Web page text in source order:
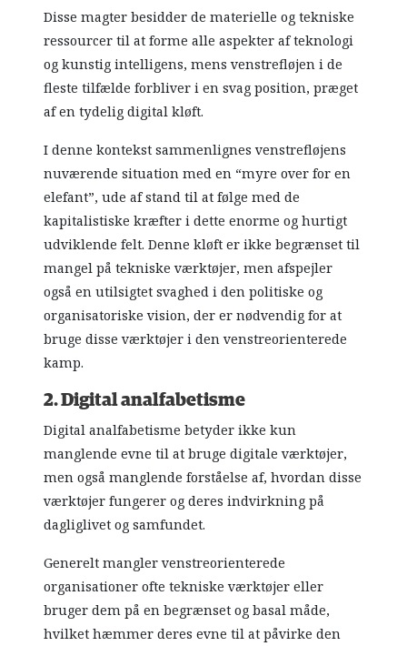
Disse magter besidder de materielle og tekniske
ressourcer til at forme alle aspekter af teknologi
og kunstig intelligens, mens venstrefløjen i de
fleste tilfælde forbliver i en svag position, præget
af en tydelig digital kløft.
I denne kontekst sammenlignes venstrefløjens
nuværende situation med en “myre over for en
elefant”, ude af stand til at følge med de
kapitalistiske kræfter i dette enorme og hurtigt
udviklende felt. Denne kløft er ikke begrænset til
mangel på tekniske værktøjer, men afspejler
også en utilsigtet svaghed i den politiske og
organisatoriske vision, der er nødvendig for at
bruge disse værktøjer i den venstreorienterede
kamp.
2. Digital analfabetisme
Digital analfabetisme betyder ikke kun
manglende evne til at bruge digitale værktøjer,
men også manglende forståelse af, hvordan disse
værktøjer fungerer og deres indvirkning på
dagliglivet og samfundet.
Generelt mangler venstreorienterede
organisationer ofte tekniske værktøjer eller
bruger dem på en begrænset og basal måde,
hvilket hæmmer deres evne til at påvirke den